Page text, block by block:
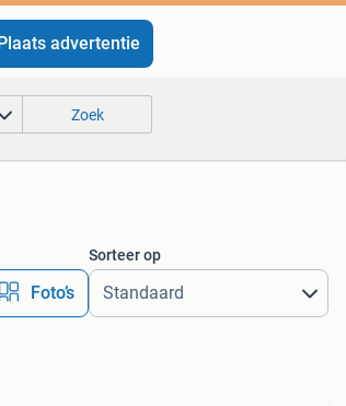
advertentie
Zoek
Foto’s
Sorteer op